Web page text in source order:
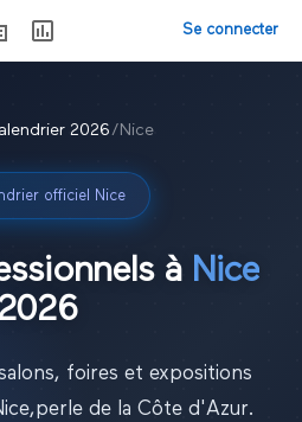
Se connecter
2026/ Nice
officiel Nice
à Nice
2026
foires et expositions
,perle de la Côte d'Azur.